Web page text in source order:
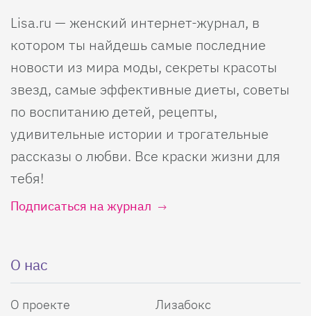
Lisa.ru — женский интернет-журнал, в
котором ты найдешь самые последние
новости из мира моды, секреты красоты
звезд, самые эффективные диеты, советы
по воспитанию детей, рецепты,
удивительные истории и трогательные
рассказы о любви. Все краски жизни для
тебя!
Подписаться на журнал
О нас
О проекте
Лизабокс